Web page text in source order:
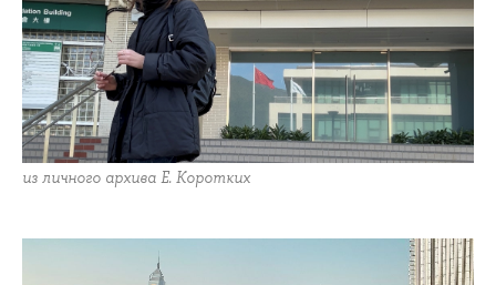
из личного архива Е. Коротких